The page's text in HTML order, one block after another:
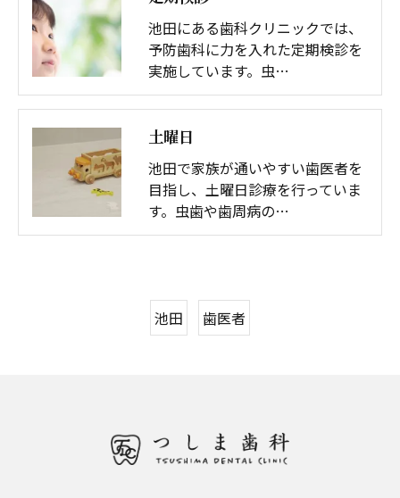
池田にある歯科クリニックでは、
予防歯科に力を入れた定期検診を
実施しています。虫…
土曜日
池田で家族が通いやすい歯医者を
目指し、土曜日診療を行っていま
す。虫歯や歯周病の…
池田 歯医者